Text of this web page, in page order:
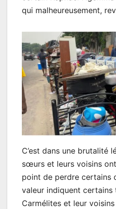
qui malheureusement,
C’est dans une brutalité
sœurs et leurs voisins
point de perdre certains
valeur indiquent
Carmélites et leur